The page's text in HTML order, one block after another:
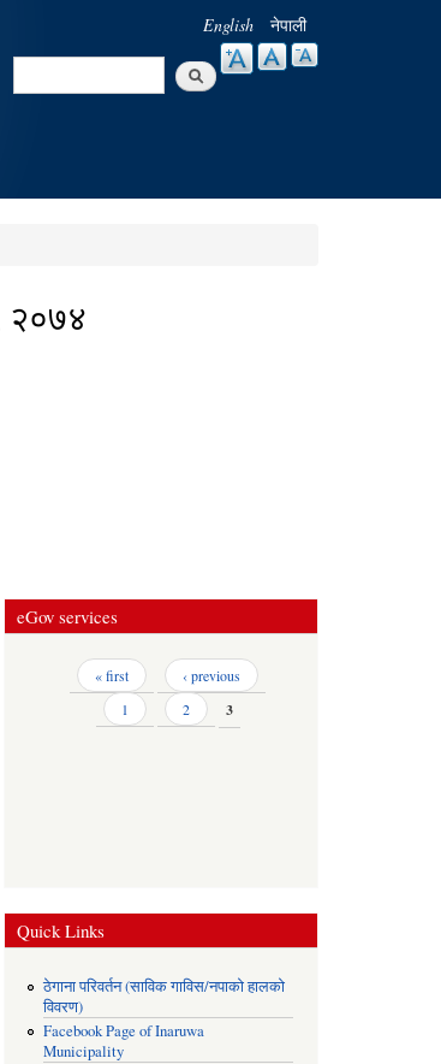
English नेपाली
Search
२०७४
eGov services
Pages « first
‹ previous
1
2 3
Quick Links
ठेगाना परिवर्तन (साविक गाविस/नपाको हालको
विवरण)
Facebook Page of Inaruwa
Municipality